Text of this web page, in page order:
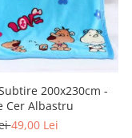
200x230cm -
Cer Albastru
49,00 Lei